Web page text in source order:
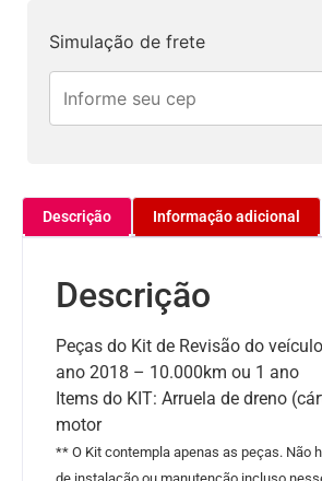
Simulação de frete
Descrição Informação adicional
Descrição
Peças do Kit de Revisão do
ano 2018 – 10.000km ou 1 ano
Items do KIT: Arruela de dreno
motor
** O Kit contempla apenas as peças. Não